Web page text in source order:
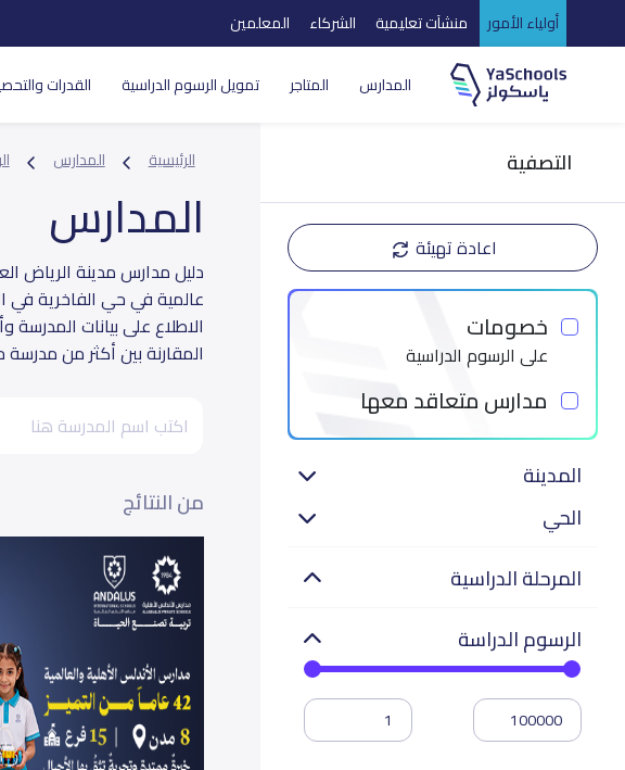
أولياء الأمور منشآت تعليمية الشركاء المعلمين
المدارس المتاجر تمويل الرسوم الدراسية القدرات
التصفية
اعادة تهيئة
خصومات
على الرسوم الدراسية
مدارس متعاقد معها
المدينة
الحي
المرحلة الدراسية
الرسوم الدراسة
الرئيسية المدارس
المدارس
عالمية في حي الفاخرية في
الاطلاع على بيانات
المقارنة بين أكثر من مدرسة
من النتائج